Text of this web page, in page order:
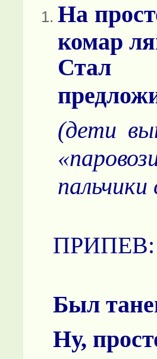
На
комар
Стал
(дети
ПРИПЕВ:
Был
Ну,